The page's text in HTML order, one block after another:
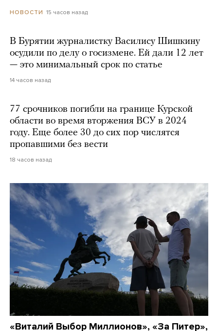
НОВОСТИ 15 часов назад
В Бурятии журналистку Василису Шишкину
осудили по делу о госизмене. Ей дали 12 лет
— это минимальный срок по статье
14 часов назад
77 срочников погибли на границе Курской
области во время вторжения ВСУ в 2024
году. Еще более 30 до сих пор числятся
пропавшими без вести
18 часов назад
«Виталий Выбор Миллионов», «За Питер»,